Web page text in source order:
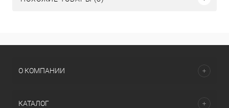
О КОМПАНИИ
КАТАЛОГ